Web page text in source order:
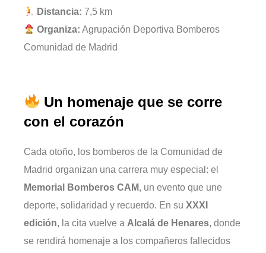
Distancia: 7,5 km
Organiza: Agrupación Deportiva Bomberos
Comunidad de Madrid
Un homenaje que se corre
con el corazón
Cada otoño, los bomberos de la Comunidad de
Madrid organizan una carrera muy especial: el
Memorial Bomberos CAM, un evento que une
deporte, solidaridad y recuerdo. En su XXXI
edición, la cita vuelve a Alcalá de Henares, donde
se rendirá homenaje a los compañeros fallecidos